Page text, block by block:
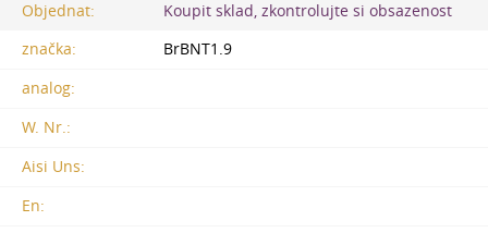
Objednat:
Koupit sklad, zkontrolujte si obsazenost
značka:
BrBNT1.9
analog:
W. Nr.:
Aisi Uns:
En: